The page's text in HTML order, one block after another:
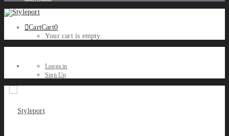
CartCart0
Your cart is empty.
Logga in
Sign Up